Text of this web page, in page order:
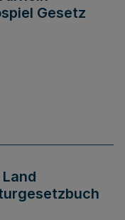
Gesetz